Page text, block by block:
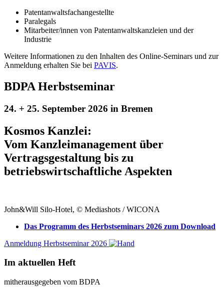
Patentanwaltsfachangestellte
Paralegals
Mitarbeiter/innen von Patentanwaltskanzleien und der
Industrie
Weitere Informationen zu den Inhalten des Online-Seminars und zur
Anmeldung erhalten Sie bei PAVIS.
BDPA Herbstseminar
24. + 25. September 2026 in Bremen
Kosmos Kanzlei:
Vom Kanzleimanagement über
Vertragsgestaltung bis zu
betriebswirtschaftliche Aspekten
John&Will Silo-Hotel, © Mediashots / WICONA
Das Programm des Herbstseminars 2026 zum Download
Anmeldung Herbstseminar 2026
Im aktuellen Heft
mitherausgegeben vom BDPA